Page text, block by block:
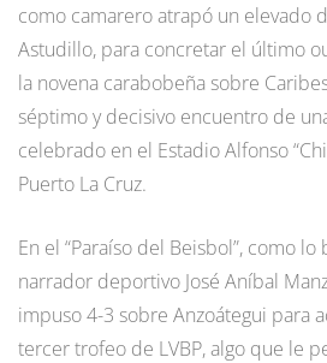
como camarero atrapó un elevado
Astudillo, para concretar el último
la novena carabobeña sobre
séptimo y decisivo encuentro de
celebrado en el Estadio Alfonso
Puerto La Cruz.
En el “Paraíso del Beisbol”, como
narrador deportivo José Aníbal
impuso 4-3 sobre Anzoátegui para
tercer trofeo de LVBP, algo que le